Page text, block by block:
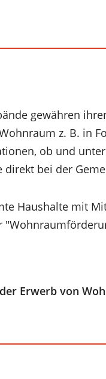
gewähren
z. B. in
ob und
direkt bei der
Haushalte mit
Erwerb von